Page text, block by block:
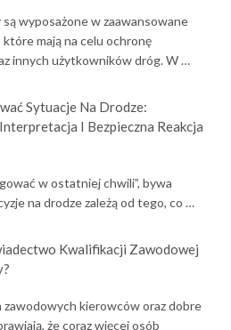
wyposażone w zaawansowane
mają na celu ochronę
innych użytkowników dróg. W …
Sytuacje Na Drodze:
I Bezpieczna Reakcja
w ostatniej chwili”, bywa
na drodze zależą od tego, co …
Kwalifikacji Zawodowej
zawodowych kierowców oraz dobre
że coraz więcej osób